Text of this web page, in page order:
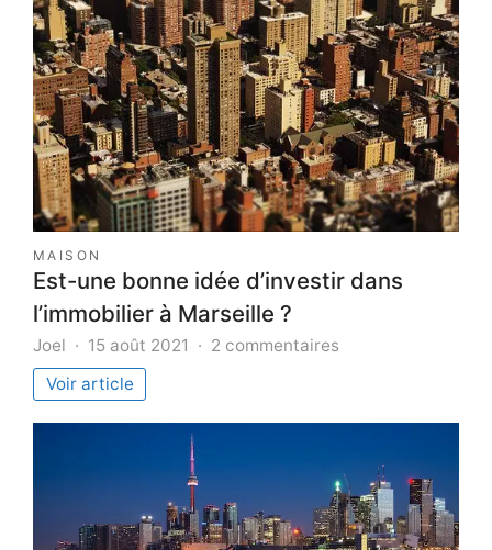
MAISON
Est-une bonne idée d’investir dans
l’immobilier à Marseille ?
Joel 15 août 2021 2 commentaires
d’investir
dans
l’immobilier
à
Voir article